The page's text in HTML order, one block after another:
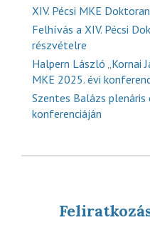
XIV. Pécsi MKE
Felhívás a XIV. Pécsi
részvételre
Halpern László „Kornai
MKE 2025. évi
Szentes Balázs
konferenciáján